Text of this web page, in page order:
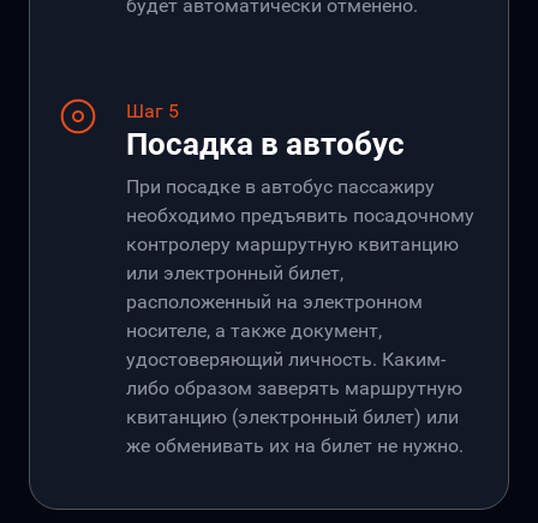
будет автоматически отменено.
Шаг 5
Посадка в автобус
При посадке в автобус пассажиру
необходимо предъявить посадочному
контролеру маршрутную квитанцию
или электронный билет,
расположенный на электронном
носителе, а также документ,
удостоверяющий личность. Каким-
либо образом заверять маршрутную
квитанцию (электронный билет) или
же обменивать их на билет не нужно.